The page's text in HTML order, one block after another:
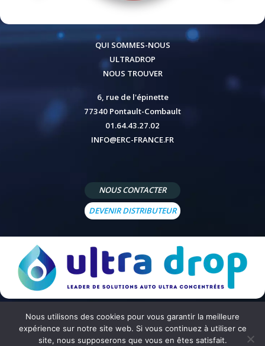
QUI SOMMES-NOUS
ULTRADROP
NOUS TROUVER
6, rue de l'épinette
77340 Pontault-Combault
01.64.43.27.02
INFO@ERC-FRANCE.FR
NOUS CONTACTER
DEVENIR DISTRIBUTEUR
© 2026 - Site réalisé par Peppermint Agency Mentions légales Politique de confidentialité
générales de vente
Nous utilisons des cookies pour vous garantir la meilleure
expérience sur notre site web. Si vous continuez à utiliser ce
site, nous supposerons que vous en êtes satisfait.